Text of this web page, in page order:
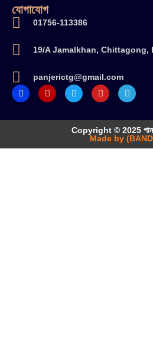
যোগাযোগ
01756-113386
19/A Jamalkhan, Chittagong,
panjerictg@gmail.com
Copyright © 2025
Made by